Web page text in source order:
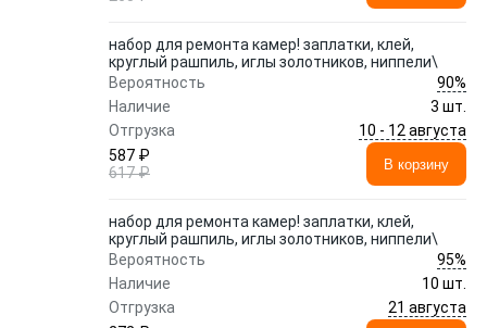
набор для ремонта камер! заплатки, клей,
круглый рашпиль, иглы золотников, ниппели\
Вероятность
90%
Наличие
3 шт.
Отгрузка
10 - 12 августа
587 ₽
617 ₽
В корзину
набор для ремонта камер! заплатки, клей,
круглый рашпиль, иглы золотников, ниппели\
Вероятность
95%
Наличие
10 шт.
Отгрузка
21 августа